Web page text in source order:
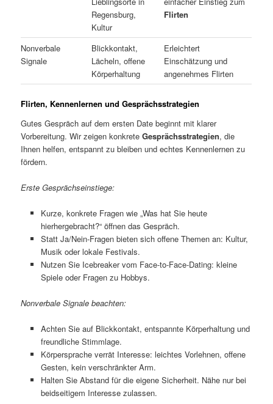
Regensburg,
Kultur
Flirten
Nonverbale
Signale
Blickkontakt,
Lächeln, offene
Körperhaltung
Erleichtert
Einschätzung und
angenehmes Flirten
Flirten, Kennenlernen und Gesprächsstrategien
Gutes Gespräch auf dem ersten Date beginnt mit klarer
Vorbereitung. Wir zeigen konkreteGesprächsstrategien, die
Ihnen helfen, entspannt zu bleiben und echtes Kennenlernen zu
fördern.
Erste Gesprächseinstiege:
Kurze, konkrete Fragen wie „Was hat Sie heute
hierhergebracht?“ öffnen das Gespräch.
Statt Ja/Nein-Fragen bieten sich offene Themen an: Kultur,
Musik oder lokale Festivals.
Nutzen Sie Icebreaker vom Face-to-Face-Dating: kleine
Spiele oder Fragen zu Hobbys.
Nonverbale Signale beachten:
Achten Sie auf Blickkontakt, entspannte Körperhaltung und
freundliche Stimmlage.
Körpersprache verrät Interesse: leichtes Vorlehnen, offene
Gesten, kein verschränkter Arm.
Halten Sie Abstand für die eigene Sicherheit. Nähe nur bei
beidseitigem Interesse zulassen.